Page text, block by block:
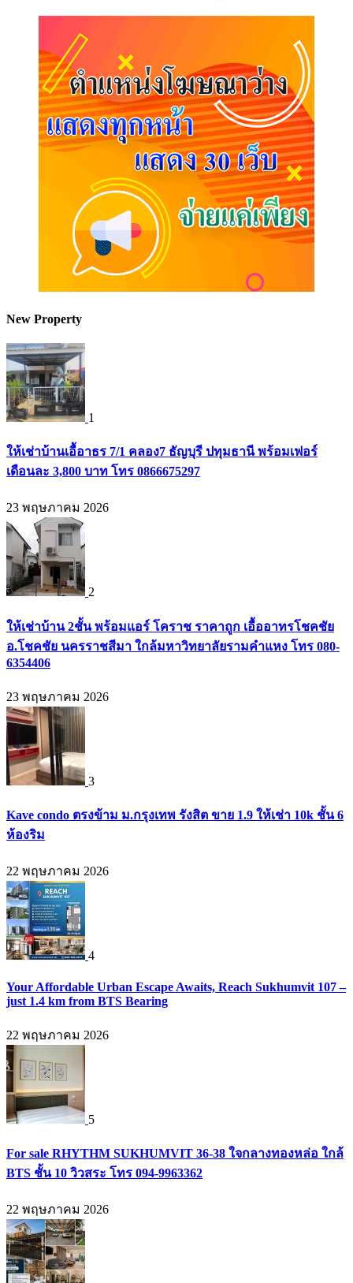
New Property
1
ให้เช่าบ้านเอื้อาธร 7/1 คลอง7 ธัญบุรี ปทุมธานี พร้อมเฟอร์
เดือนละ 3,800 บาท โทร 0866675297
23 พฤษภาคม 2026
2
ให้เช่าบ้าน 2ชั้น พร้อมแอร์ โคราช ราคาถูก เอื้ออาทรโชคชัย
อ.โชคชัย นครราชสีมา ใกล้มหาวิทยาลัยรามคำแหง โทร 080-
6354406
23 พฤษภาคม 2026
3
Kave condo ตรงข้าม ม.กรุงเทพ รังสิต ขาย 1.9 ให้เช่า 10k ชั้น 6
ห้องริม
22 พฤษภาคม 2026
4
Your Affordable Urban Escape Awaits, Reach Sukhumvit 107 –
just 1.4 km from BTS Bearing
22 พฤษภาคม 2026
5
For sale RHYTHM SUKHUMVIT 36-38 ใจกลางทองหล่อ ใกล้
BTS ชั้น 10 วิวสระ โทร 094-9963362
22 พฤษภาคม 2026